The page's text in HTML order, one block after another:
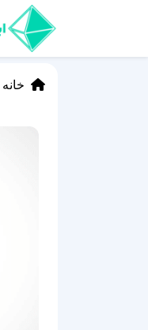
خانه